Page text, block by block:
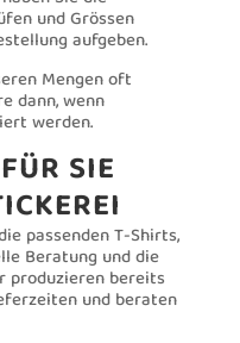
und Grössen
aufgeben.
Mengen oft
dann, wenn
werden.
SIE
passenden T-Shirts,
Beratung und die
produzieren bereits
und beraten